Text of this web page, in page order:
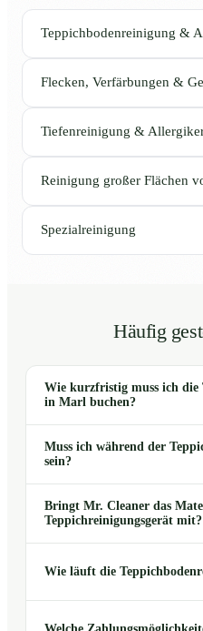
Teppichbodenreinigung &
Flecken, Verfärbungen &
Tiefenreinigung &
Reinigung großer Flächen
Spezialreinigung
Häufig
Wie kurzfristig muss ich die
in Marl buchen?
Muss ich während der
sein?
Bringt Mr. Cleaner das
Teppichreinigungsgerät mit?
Wie läuft die